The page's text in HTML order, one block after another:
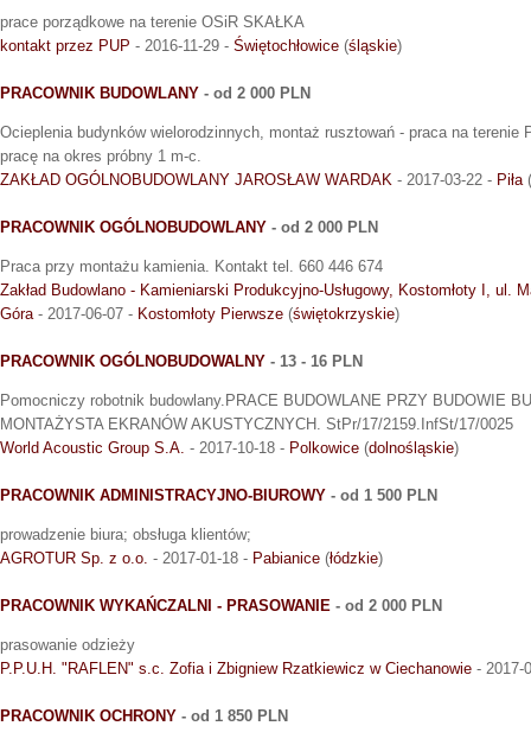
prace porządkowe na terenie OSiR SKAŁKA
kontakt przez PUP - 2016-11-29 - Świętochłowice (śląskie)
PRACOWNIK BUDOWLANY - od 2 000 PLN
Ocieplenia budynków wielorodzinnych, montaż rusztowań - praca na terenie
pracę na okres próbny 1 m-c.
ZAKŁAD OGÓLNOBUDOWLANY JAROSŁAW WARDAK - 2017-03-22 - Piła(
PRACOWNIK OGÓLNOBUDOWLANY - od 2 000 PLN
Praca przy montażu kamienia. Kontakt tel. 660 446 674
Zakład Budowlano - Kamieniarski Produkcyjno-Usługowy, Kostomłoty I, ul.
Góra- 2017-06-07 - Kostomłoty Pierwsze (świętokrzyskie)
PRACOWNIK OGÓLNOBUDOWALNY - 13 - 16 PLN
Pomocniczy robotnik budowlany.PRACE BUDOWLANE PRZY BUDOWIE
MONTAŻYSTA EKRANÓW AKUSTYCZNYCH. StPr/17/2159.InfSt/17/0025
World Acoustic Group S.A. - 2017-10-18 - Polkowice (dolnośląskie)
PRACOWNIK ADMINISTRACYJNO-BIUROWY - od 1 500 PLN
prowadzenie biura; obsługa klientów;
AGROTUR Sp. z o.o. - 2017-01-18 - Pabianice (łódzkie)
PRACOWNIK WYKAŃCZALNI - PRASOWANIE - od 2 000 PLN
prasowanie odzieży
P.P.U.H. "RAFLEN" s.c. Zofia i Zbigniew Rzatkiewicz w Ciechanowie - 2017-
PRACOWNIK OCHRONY - od 1 850 PLN